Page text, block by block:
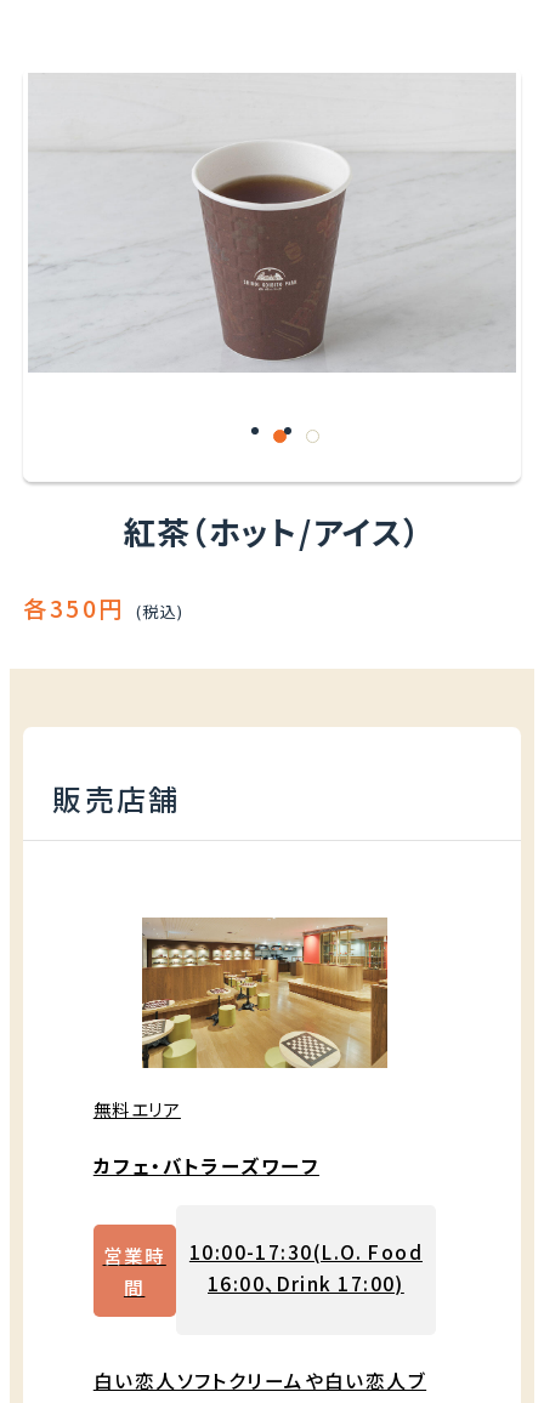
紅茶（ホット/アイス）
各350円 (税込)
販売店舗
無料エリア
カフェ・バトラーズワーフ
営業時
間
10:00-17:30(L.O. Food
16:00、Drink 17:00)
白い恋人ソフトクリームや白い恋人ブ